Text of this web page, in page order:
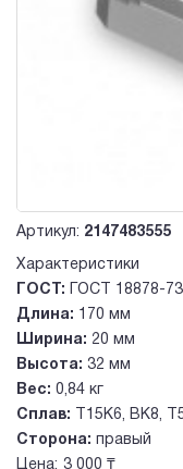
Артикул: 2147483555
Характеристики
ГОСТ:
ГОСТ 18878-73
Длина: 170 мм
Ширина: 20 мм
Высота: 32 мм
Вес: 0,84 кг
Сплав:
Т15К6, ВК8,
Сторона: правый
Цена: 3 000 ₸